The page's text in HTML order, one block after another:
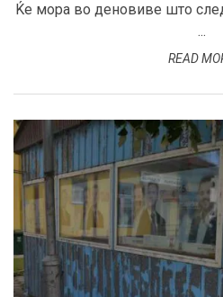
Ќе мора во деновиве што
...
READ